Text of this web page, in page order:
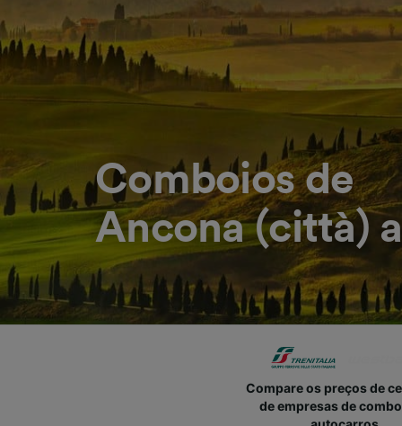
Comboios de
Ancona (città)
Compare os preços de
de empresas de